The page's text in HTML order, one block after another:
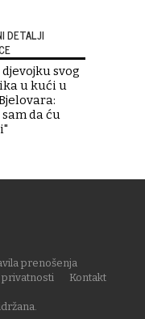
DETALJI
svog
u kući u
da ću
prenošenja
privatnosti
Kontakt